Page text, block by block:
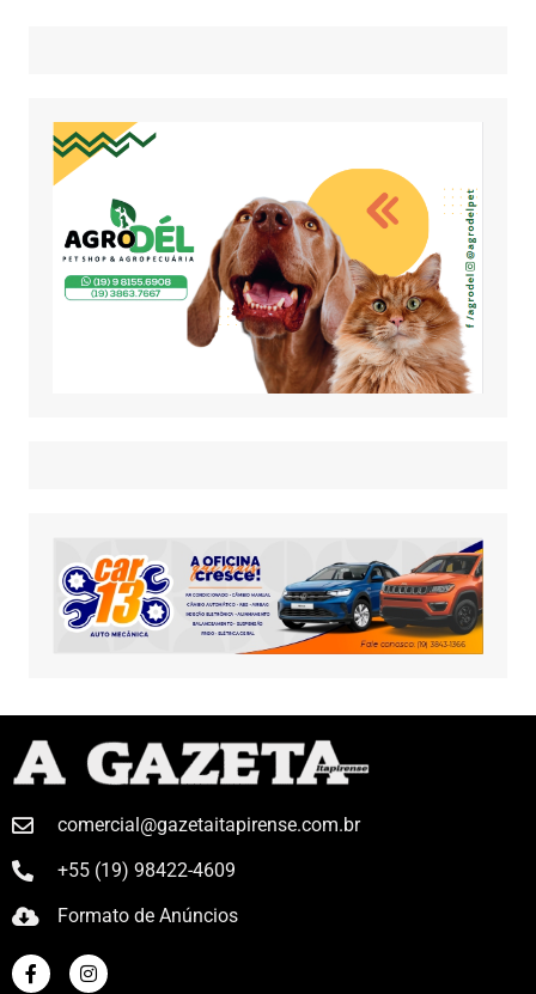
comercial@gazetaitapirense.com.br
+55 (19) 98422-4609
Formato de Anúncios